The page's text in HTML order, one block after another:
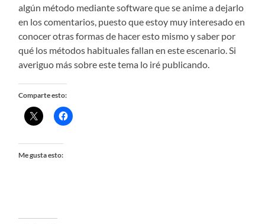
algún método mediante software que se anime a dejarlo
en los comentarios, puesto que estoy muy interesado en
conocer otras formas de hacer esto mismo y saber por
qué los métodos habituales fallan en este escenario. Si
averiguo más sobre este tema lo iré publicando.
Comparte esto:
Me gusta esto: